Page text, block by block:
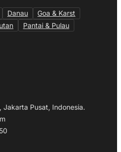
Danau
Goa & Karst
Pantai & Pulau
Pusat, Indonesia.